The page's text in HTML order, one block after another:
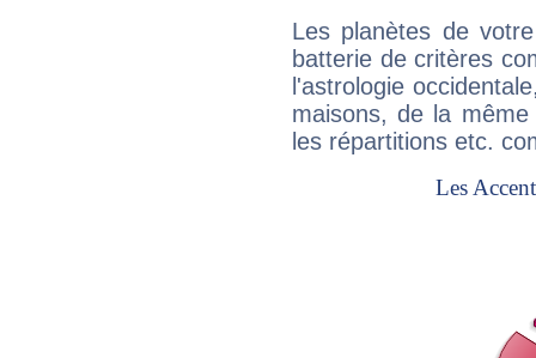
Les planètes de
batterie de critères
l'astrologie
maisons, de la
les répartitions etc.